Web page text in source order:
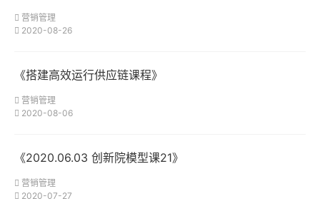
营销管理
2020-08-26
《搭建高效运行供应链课程》
营销管理
2020-08-06
《2020.06.03 创新院模型课21》
营销管理
2020-07-27